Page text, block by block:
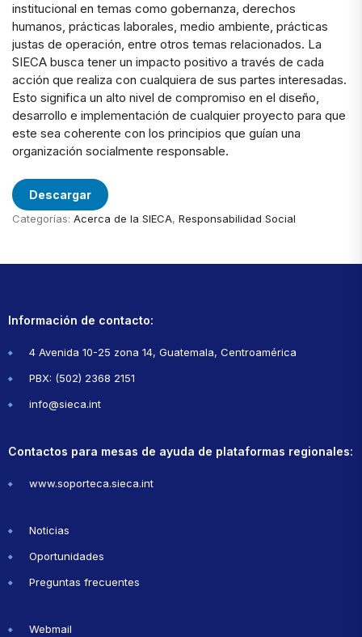
institucional en temas como gobernanza, derechos
humanos, prácticas laborales, medio ambiente, prácticas
justas de operación, entre otros temas relacionados. La
SIECA busca tener un impacto positivo a través de cada
acción que realiza con cualquiera de sus partes interesadas.
Esto significa un alto nivel de compromiso en el diseño,
desarrollo e implementación de cualquier proyecto para que
este sea coherente con los principios que guían una
organización socialmente responsable.
Descargar
Categorías: Acerca de la SIECA, Responsabilidad Social
Información de contacto:
4 Avenida 10-25 zona 14, Guatemala, Centroamérica
PBX: (502) 2368 2151
info@sieca.int
Contactos para mesas de ayuda de plataformas regionales:
www.soporteca.sieca.int
Noticias
Oportunidades
Preguntas frecuentes
Webmail